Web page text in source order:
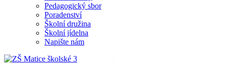
Pedagogický sbor
Poradenství
Školní družina
Školní jídelna
Napište nám